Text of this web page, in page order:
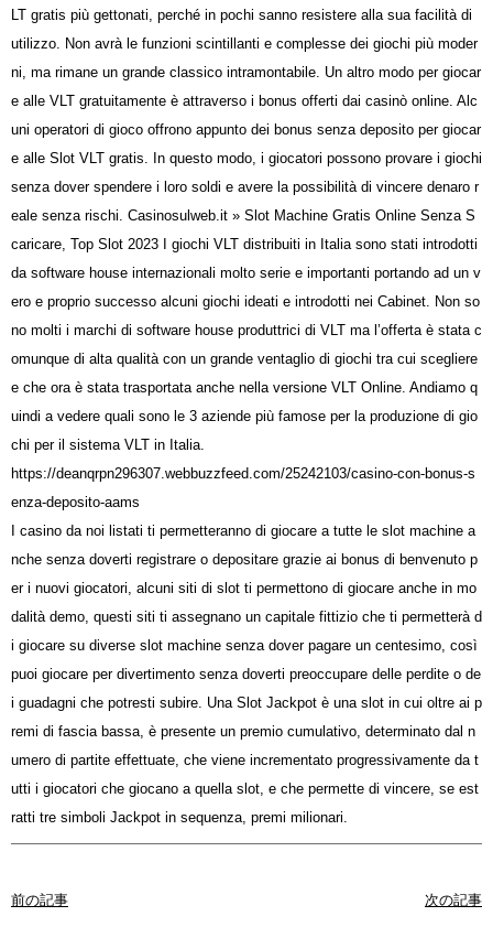
LT gratis più gettonati, perché in pochi sanno resistere alla sua facilità di
utilizzo. Non avrà le funzioni scintillanti e complesse dei giochi più moder
ni, ma rimane un grande classico intramontabile. Un altro modo per giocar
e alle VLT gratuitamente è attraverso i bonus offerti dai casinò online. Alc
uni operatori di gioco offrono appunto dei bonus senza deposito per giocar
e alle Slot VLT gratis. In questo modo, i giocatori possono provare i giochi
senza dover spendere i loro soldi e avere la possibilità di vincere denaro r
eale senza rischi. Casinosulweb.it » Slot Machine Gratis Online Senza S
caricare, Top Slot 2023 I giochi VLT distribuiti in Italia sono stati introdotti
da software house internazionali molto serie e importanti portando ad un v
ero e proprio successo alcuni giochi ideati e introdotti nei Cabinet. Non so
no molti i marchi di software house produttrici di VLT ma l’offerta è stata c
omunque di alta qualità con un grande ventaglio di giochi tra cui scegliere
e che ora è stata trasportata anche nella versione VLT Online. Andiamo q
uindi a vedere quali sono le 3 aziende più famose per la produzione di gio
chi per il sistema VLT in Italia.
https://deanqrpn296307.webbuzzfeed.com/25242103/casino-con-bonus-s
enza-deposito-aams
I casino da noi listati ti permetteranno di giocare a tutte le slot machine a
nche senza doverti registrare o depositare grazie ai bonus di benvenuto p
er i nuovi giocatori, alcuni siti di slot ti permettono di giocare anche in mo
dalità demo, questi siti ti assegnano un capitale fittizio che ti permetterà d
i giocare su diverse slot machine senza dover pagare un centesimo, così
puoi giocare per divertimento senza doverti preoccupare delle perdite o de
i guadagni che potresti subire. Una Slot Jackpot è una slot in cui oltre ai p
remi di fascia bassa, è presente un premio cumulativo, determinato dal n
umero di partite effettuate, che viene incrementato progressivamente da t
utti i giocatori che giocano a quella slot, e che permette di vincere, se est
ratti tre simboli Jackpot in sequenza, premi milionari.
前の記事 次の記事